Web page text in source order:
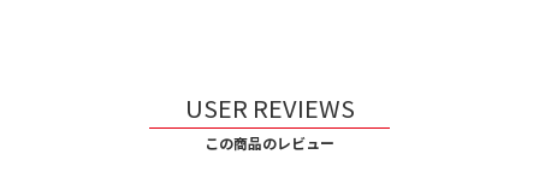
USER REVIEWS
この商品のレビュー